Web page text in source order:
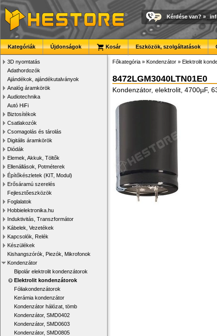
Kérdése van? »
Kategóriák Újdonságok Kosár Eszközök, szolgáltatások
3D nyomtatás
Adathordozók
Ajándékok, ajándékutalványok
Analóg áramkörök
Audiotechnika
Autó HiFi
Biztosítékok
Csatlakozók
Csomagolás és tárolás
Digitális áramkörök
Diódák
Elemek, Akkuk, Töltők
Ellenállások, Potméterek
Építőkészletek (KIT, Modul)
Erősáramú szerelés
Fejlesztőeszközök
Foglalatok
Hobbielektronika.hu
Induktivitás, Transzformátor
Kábelek, Vezetékek
Kapcsolók, Relék
Készülékek
Kishangszórók, Piezók, Mikrofonok
Kondenzátor
Bipolár elektrolit kondenzátorok
Elektrolit kondenzátorok
Fóliakondenzátorok
Kerámia kondenzátor
Kondenzátor hálózat, tömb
Kondenzátor, SMD0402
Kondenzátor, SMD0603
Kondenzátor, SMD0805
Főkategória » Kondenzátor » Elektrolit
8472LGM3040LTN01E0
Kondenzátor, elektrolit, 4700µF,